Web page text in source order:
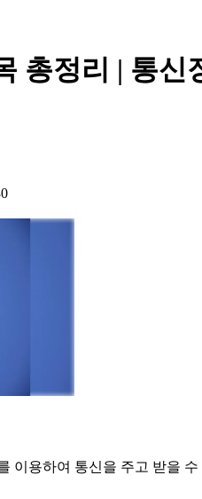
총정리 | 통신
이용하여 통신을 주고 받을